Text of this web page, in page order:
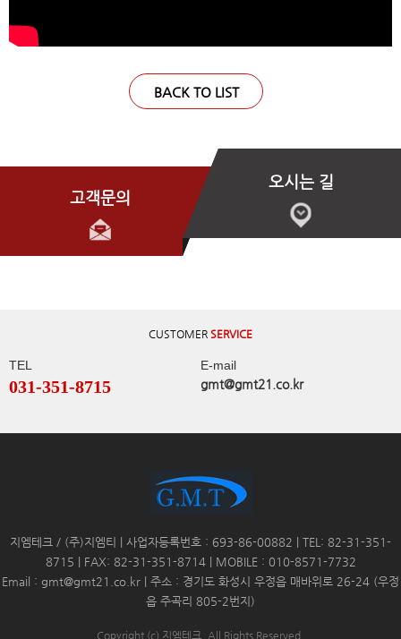
BACK TO LIST
고객문의
오시는 길
CUSTOMER SERVICE
TEL
031-351-8715
E-mail
gmt@gmt21.co.kr
지엠테크 / (주)지엠티 | 사업자등록번호 : 693-86-00882 | TEL: 82-31-351-
8715 | FAX: 82-31-351-8714 | MOBILE : 010-8571-7732
Email : gmt@gmt21.co.kr | 주소 : 경기도 화성시 우정읍 매바위로 26-24 (우정
읍 주곡리 805-2번지)
Copyright (c) 지엠테크. All Rights Reserved.